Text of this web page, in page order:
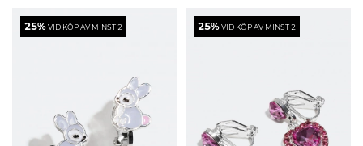
25%VID KÖP AV MINST 2 25%VID KÖP AV MINST 2